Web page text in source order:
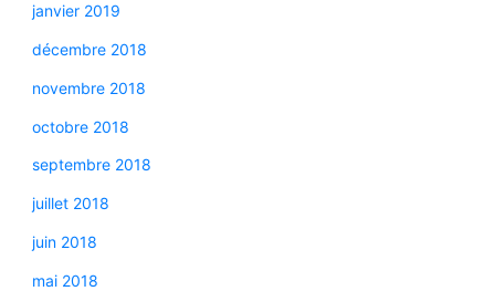
janvier 2019
décembre 2018
novembre 2018
octobre 2018
septembre 2018
juillet 2018
juin 2018
mai 2018